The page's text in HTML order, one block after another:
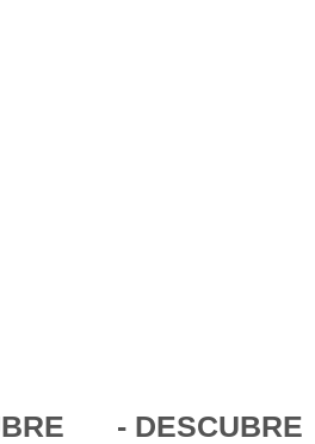
- DESCUBRE